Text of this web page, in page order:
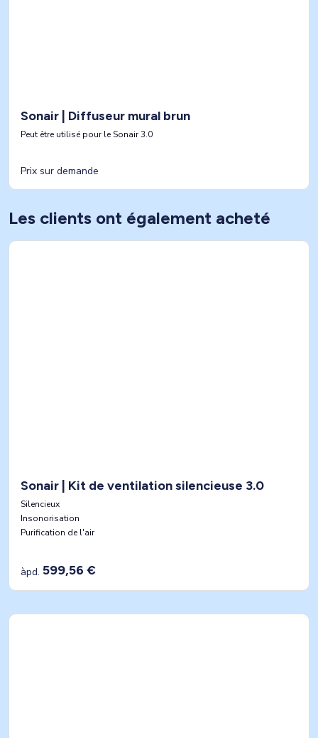
Sonair | Diffuseur mural brun
Peut être utilisé pour le Sonair 3.0
Prix sur demande
Les clients ont également acheté
Sonair | Kit de ventilation silencieuse 3.0
Silencieux
Insonorisation
Purification de l'air
àpd. 599,56 €